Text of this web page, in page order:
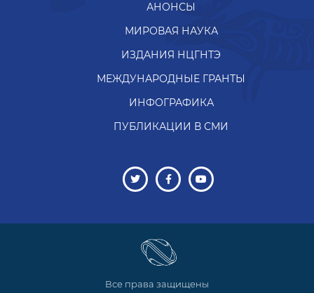
АНОНСЫ
МИРОВАЯ НАУКА
ИЗДАНИЯ НЦГНТЭ
МЕЖДУНАРОДНЫЕ ГРАНТЫ
ИНФОГРАФИКА
ПУБЛИКАЦИИ В СМИ
Все права защищены